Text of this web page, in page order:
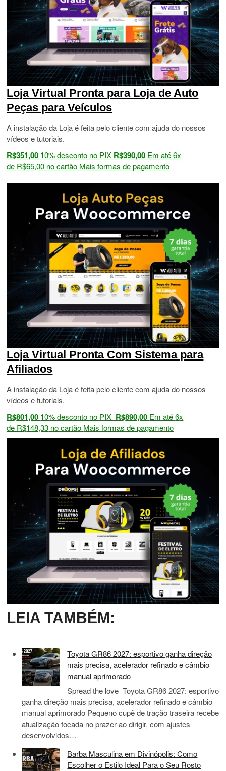
Loja Virtual Pronta para Loja de Auto
Peças para Veículos
A instalação da Loja é feita pelo cliente com ajuda do nossos
vídeos e tutoriais.
R$351,00 10% desconto no PIX R$390,00 Em até6x
de R$65,00 no cartão Mais formas de pagamento
Loja Virtual Pronta Com Sistema para
Afiliados
A instalação da Loja é feita pelo cliente com ajuda do nossos
vídeos e tutoriais.
R$801,00 10% desconto no PIX R$890,00 Em até6x
de R$148,33 no cartão Mais formas de pagamento
LEIA TAMBÉM:
Toyota GR86 2027: esportivo ganha direção
mais precisa, acelerador refinado e câmbio
manual aprimorado
Spread the love Toyota GR86 2027: esportivo
ganha direção mais precisa, acelerador refinado e câmbio
manual aprimorado Pequeno cupê de tração traseira recebe
atualização focada no prazer ao dirigir, com ajustes
desenvolvidos…
Barba Masculina em Divinópolis: Como
Escolher o Estilo Ideal Para o Seu Rosto